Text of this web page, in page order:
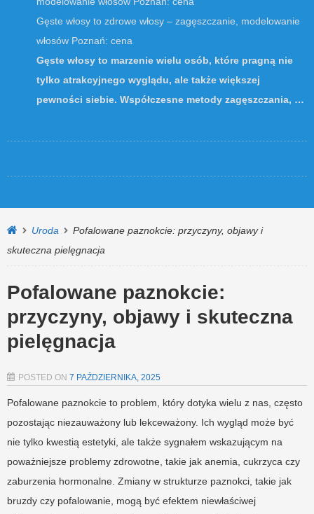
Uroda
Pofalowane paznokcie: przyczyny, objawy i
skuteczna pielęgnacja
Pofalowane paznokcie:
przyczyny, objawy i skuteczna
pielęgnacja
POSTED ON 7 PAŹDZIERNIKA, 2025
Pofalowane paznokcie to problem, który dotyka wielu z nas, często
pozostając niezauważony lub lekceważony. Ich wygląd może być
nie tylko kwestią estetyki, ale także sygnałem wskazującym na
poważniejsze problemy zdrowotne, takie jak anemia, cukrzyca czy
zaburzenia hormonalne. Zmiany w strukturze paznokci, takie jak
bruzdy czy pofalowanie, mogą być efektem niewłaściwej
Gęste włosy to zdrowe włosy – zagęszczanie, modelowanie
włosów Poznań: cena
Gęste włosy to marzenie wielu osób, które pragną nie
tylko atrakcyjnego wyglądu, ale także większej
pewności siebie. Współczesne metody zagęszczania, …